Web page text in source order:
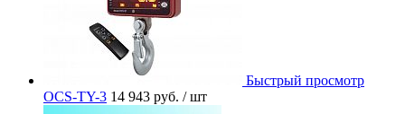
Быстрый просмотр
OCS-TY-3 14 943 руб. / шт